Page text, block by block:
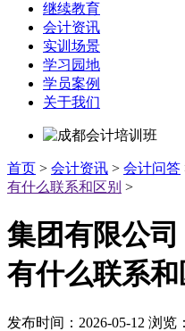
继续教育
会计资讯
实训场景
学习园地
学员案例
关于我们
首页 > 会计资讯 > 会计问答
有什么联系和区别 >
集团有限公
有什么联系和
发布时间： 2026-05-12 浏览：